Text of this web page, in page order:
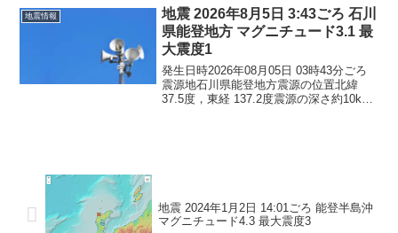
りません。震度2石川県珠洲市...
地震情報
地震 2026年8月5日 3:43ごろ 石川
県能登地方 マグニチュード3.1 最
大震度1
発生日時2026年08月05日 03時43分ごろ
震源地石川県能登地方震源の位置北緯
37.5度，東経 137.2度震源の深さ約10km
地震 2024年1月2日 14:01ごろ 能登半島沖
マグニチュード4.3 最大震度3